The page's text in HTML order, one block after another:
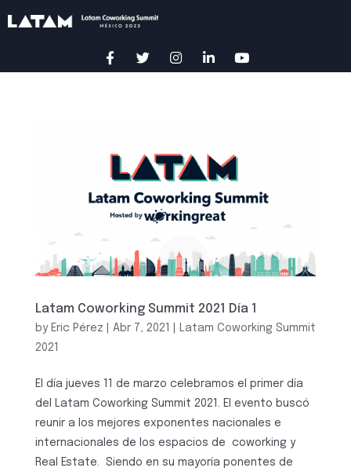
Latam Coworking Summit 2021 Día 1
by Eric Pérez Abr 7, 2021
Latam Coworking Summit
2021
El día jueves 11 de marzo celebramos el primer día
del Latam Coworking Summit 2021. El evento buscó
reunir a los mejores exponentes nacionales e
internacionales de los espacios de coworking y
Real Estate. Siendo en su mayoría ponentes de